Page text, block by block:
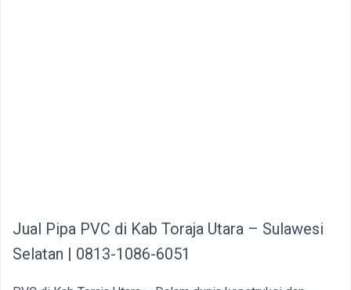
Jual Pipa PVC di Kab Toraja Utara – Sulawesi
Selatan | 0813-1086-6051